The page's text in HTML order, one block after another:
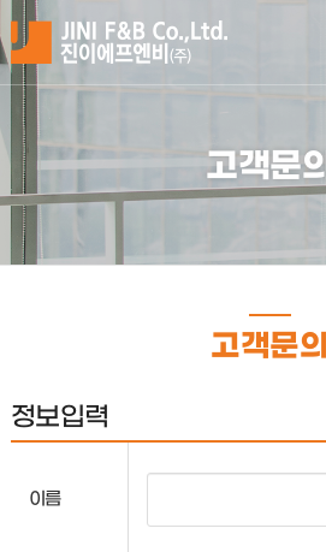
고객문의
고객문의
정보입력
이름